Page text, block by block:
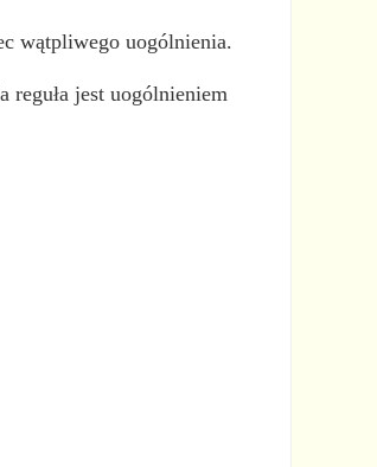
wątpliwego uogólnienia.
reguła jest uogólnieniem